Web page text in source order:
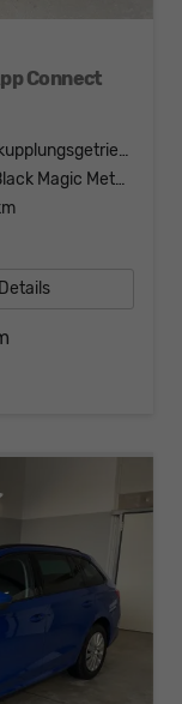
Connect
Doppelkupplungsgetriebe (DSG)
[1Z1Z] Black Magic Metallic
Details